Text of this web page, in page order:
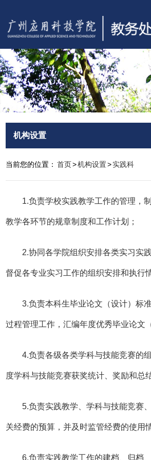
机构设置
当前您的位置： 首页>机构设置>实践科
1.负责学校实践教学工作的管理，
教学各环节的规章制度和工作计划；
2.协同各学院组织安排各类实习实
督促各专业实习工作的组织安排和执行
3.负责本科生毕业论文（设计）标
过程管理工作，汇编年度优秀毕业论文
4.负责各级各类学科与技能竞赛的
度学科与技能竞赛获奖统计、奖励和总
5.负责实践教学、学科与技能竞赛
关经费的预算，并及时监管经费的使用
6.负责实践教学工作的建档、归档